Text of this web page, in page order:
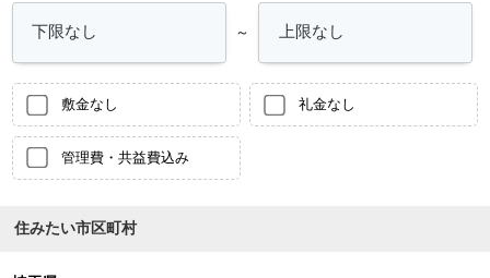
～
敷金なし 礼金なし
管理費・共益費込み
住みたい市区町村